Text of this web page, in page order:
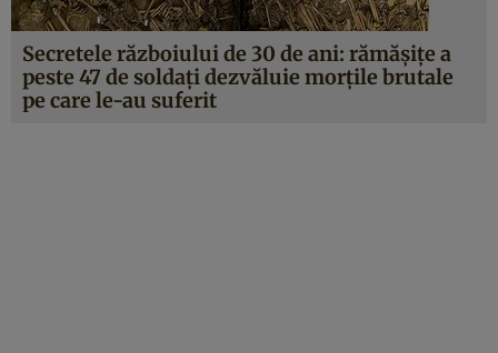
Secretele războiului de 30 de ani: rămăşiţe a
peste 47 de soldaţi dezvăluie morţile brutale
pe care le-au suferit